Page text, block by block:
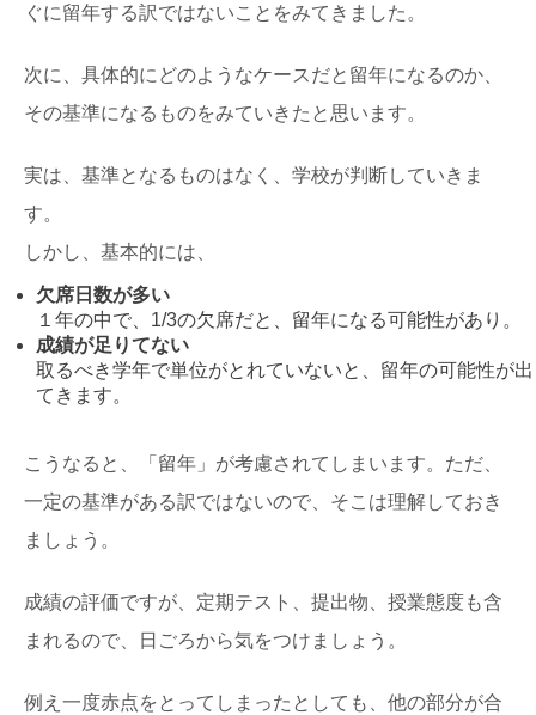
ぐに留年する訳ではないことをみてきました。
次に、具体的にどのようなケースだと留年になるのか、
その基準になるものをみていきたと思います。
実は、基準となるものはなく、学校が判断していきま
す。
しかし、基本的には、
欠席日数が多い
１年の中で、1/3の欠席だと、留年になる可能性があり。
成績が足りてない
取るべき学年で単位がとれていないと、留年の可能性が出
てきます。
こうなると、「留年」が考慮されてしまいます。ただ、
一定の基準がある訳ではないので、そこは理解しておき
ましょう。
成績の評価ですが、定期テスト、提出物、授業態度も含
まれるので、日ごろから気をつけましょう。
例え一度赤点をとってしまったとしても、他の部分が合